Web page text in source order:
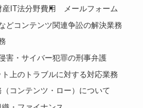
産IT法分野費用
メールフォーム
どコンテンツ関連争訟の解決業務
害・サイバー犯罪の刑事弁護
上のトラブルに対する対応業務
コンテンツ・ロー）について